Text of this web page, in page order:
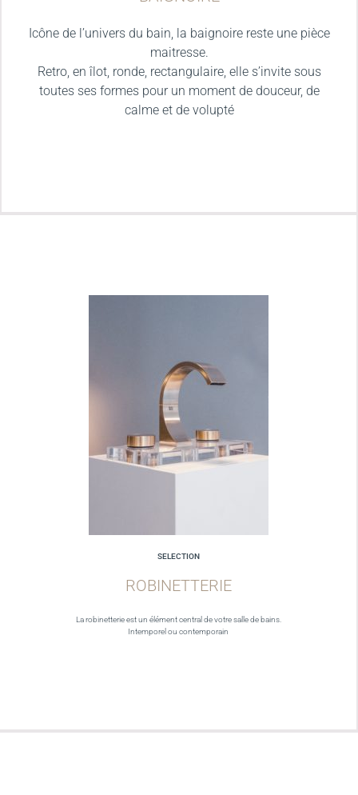
Icône de l’univers du bain, la baignoire reste une pièce
maitresse.
Retro, en îlot, ronde, rectangulaire, elle s’invite sous
toutes ses formes pour un moment de douceur, de
calme et de volupté
SELECTION
ROBINETTERIE
La robinetterie est un élément central de votre salle de bains.
Intemporel ou contemporain